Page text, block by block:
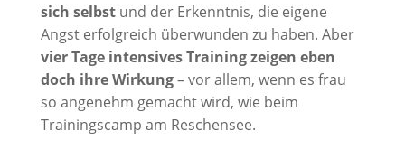
sich selbstund der Erkenntnis, die eigene
Angst erfolgreich überwunden zu haben. Aber
vier Tage intensives Training zeigen eben
doch ihre Wirkung– vor allem, wenn es frau
so angenehm gemacht wird, wie beim
Trainingscamp am Reschensee.